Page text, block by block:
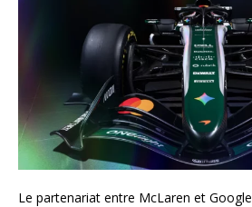
Le partenariat entre McLaren et